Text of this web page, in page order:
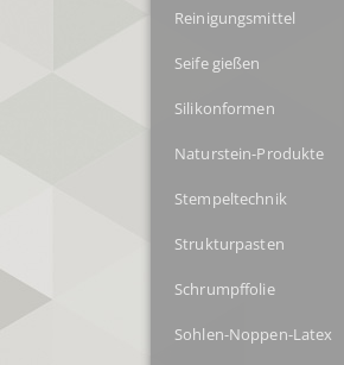
Reinigungsmittel
Seife gießen
Silikonformen
Naturstein-Produkte
Stempeltechnik
Strukturpasten
Schrumpffolie
Sohlen-Noppen-Latex